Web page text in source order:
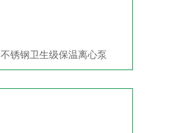
不锈钢卫生级保温离心泵